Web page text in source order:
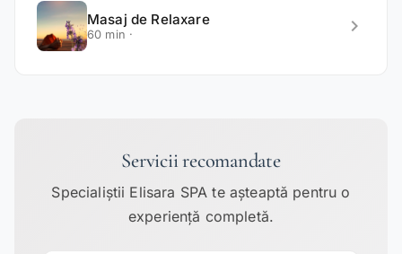
Masaj de Relaxare
60 min · chevron_right
Servicii recomandate
Specialiștii Elisara SPA te așteaptă pentru o
experiență completă.